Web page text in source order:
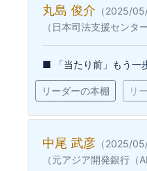
丸島 俊介 （2025/
（日本司法支援センタ
■ 「当たり前」もう一
リーダーの本棚 リ
中尾 武彦 （2025/
（元アジア開発銀行（